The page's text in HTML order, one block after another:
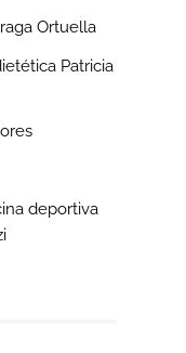
Ortuella
Patricia
deportiva